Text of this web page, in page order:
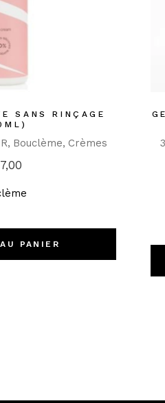
SANS RINÇAGE
Bouclème Crèmes
PANIER